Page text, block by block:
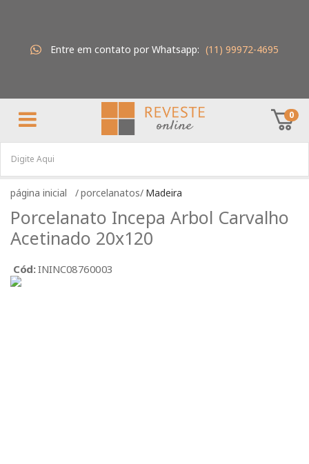
Entre em contato por Whatsapp: (11) 99972-4695
0
porcelanatos Madeira
Porcelanato Incepa Arbol Carvalho
Acetinado 20x120
Cód: ININC08760003